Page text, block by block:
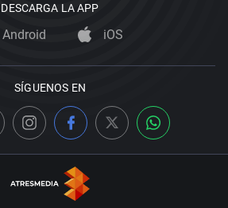
DESCARGA LA APP
Android iOS
SÍGUENOS EN